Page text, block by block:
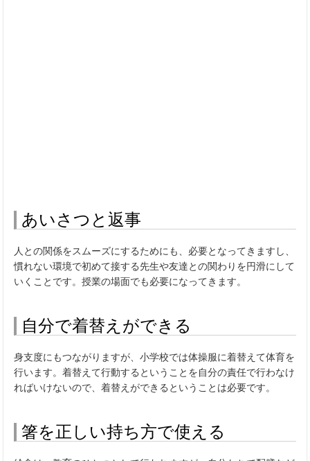
あいさつと返事
人との関係をスムーズにするためにも、必要となってきますし、
慣れない環境で初めて接する先生や友達との関わりを円滑にして
いくことです。授業の場面でも必要になってきます。
自分で着替えができる
身支度にもつながりますが、小学校では体操服に着替えて体育を
行います。着替えて行動するということを自分の責任で行わなけ
ればいけないので、着替えができるということは必要です。
箸を正しい持ち方で使える